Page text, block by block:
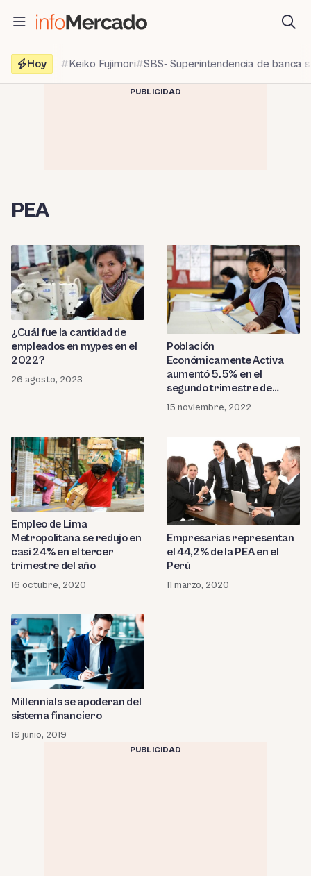
contenido
Hoy
Keiko Fujimori SBS- Superintendencia de banca
PUBLICIDAD
PEA
¿Cuál fue la cantidad de
empleados en mypes en el
2022?
26 agosto, 2023
Población
Económicamente Activa
aumentó 5.5% en el
segundo trimestre de
2022
15 noviembre, 2022
Empleo de Lima
Metropolitana se redujo en
casi 24% en el tercer
trimestre del año
16 octubre, 2020
Empresarias representan
el 44,2% de la PEA en el
Perú
11 marzo, 2020
Millennials se apoderan del
sistema financiero
19 junio, 2019
PUBLICIDAD